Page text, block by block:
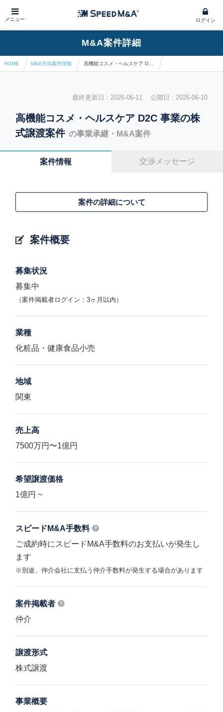
メニュー ログイン
M&A案件詳細
HOME M&A売却案件情報
最終更新日 : 2026-06-11 公開日 : 2026-06-10
高機能コスメ・ヘルスケア D2C 事業の株
式譲渡案件 の事業承継・M&A案件
案件情報 交渉メッセージ
案件概要
案件の詳細について
募集状況
募集中
（案件掲載者ログイン：3ヶ月以内）
業種
化粧品・健康食品小売
地域
関東
売上高
7500万円〜1億円
希望譲渡価格
1億円 ~
スピードM&A手数料
ご成約時にスピードM&A手数料のお支払いが発生し
ます
※別途、仲介会社に支払う仲介手数料が発生する場合があります
案件掲載者
仲介
譲渡形式
株式譲渡
事業概要